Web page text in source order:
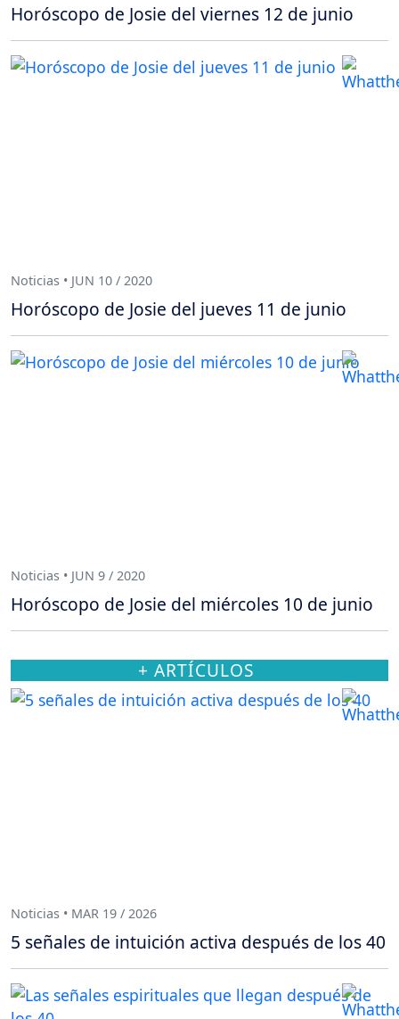
Horóscopo de Josie del viernes 12 de junio
Noticias • JUN 10 / 2020
Horóscopo de Josie del jueves 11 de junio
Noticias • JUN 9 / 2020
Horóscopo de Josie del miércoles 10 de junio
+ ARTÍCULOS
Noticias • MAR 19 / 2026
5 señales de intuición activa después de los 40